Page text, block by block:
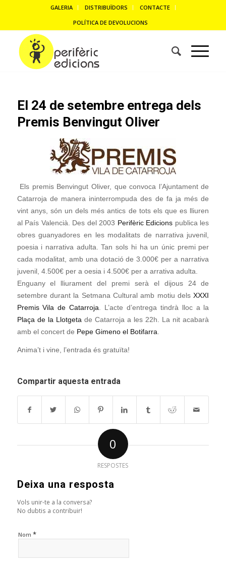
GALERIA DISTRIBUÏDORS
CONTACTE
POLÍTICA DE DEVOLUCIONS
El 24 de setembre entrega dels
Premis Benvingut Oliver
Els premis Benvingut Oliver, que convoca l’Ajuntament de
Catarroja de manera ininterrompuda des de fa ja més de
vint anys, són un dels més antics de tots els que es lliuren
al País Valencià. Des del 2003 Perifèric Edicions publica les
obres guanyadores en les modalitats de narrativa juvenil,
poesia i narrativa adulta. Tan sols hi ha un únic premi per
cada modalitat, amb una dotació de 3.000€ per a narrativa
juvenil, 4.500€ per a oesia i 4.500€ per a arrativa adulta.
Enguany el lliurament del premi serà el dijous 24 de
setembre durant la Setmana Cultural amb motiu delsXXXI
Premis Vila de Catarroja . L’acte d’entrega tindrà lloc a la
Plaça de la Llotgeta de Catarroja a les 22h. La nit acabarà
amb el concert de Pepe Gimeno el Botifarra
Anima’t i vine, l’entrada és gratuïta!
Compartir aquesta entrada
0
RESPOSTES
Deixa una resposta
Vols unir-te a la conversa?
No dubtis a contribuir!
Nom *